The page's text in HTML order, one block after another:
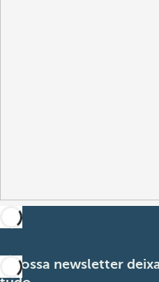
A nossa newsletter